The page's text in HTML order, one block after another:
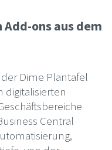
ons aus dem
der Dime Plantafel
digitalisierten
Central